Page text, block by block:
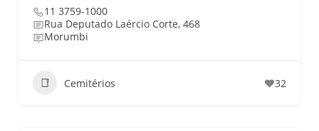
11 3759-1000
Rua Deputado Laércio Corte, 468
Morumbi
Cemitérios 32